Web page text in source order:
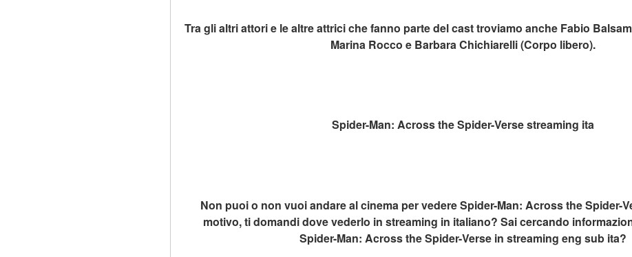
Tra gli altri attori e le altre attrici che fanno parte del cast troviamo anche Fabio
Marina Rocco e Barbara Chichiarelli (Corpo libero).
Spider-Man: Across the Spider-Verse streaming ita
Non puoi o non vuoi andare al cinema per vedere Spider-Man: Across the Spider-
motivo, ti domandi dove vederlo in streaming in italiano? Sai cercando
Spider-Man: Across the Spider-Verse in streaming eng sub ita?